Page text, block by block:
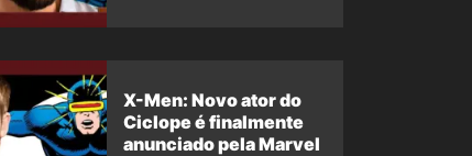
X-Men: Novo ator do
Ciclope é finalmente
anunciado pela Marvel